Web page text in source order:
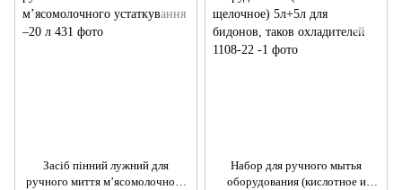
Засіб пінний лужний для
ручного миття м’ясомолочного
Набор для ручного мытья
оборудования (кислотное и